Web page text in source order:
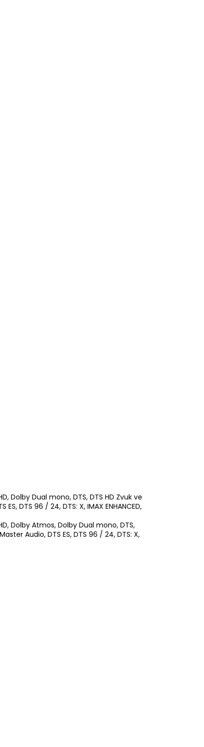
Dolby Dual mono, DTS, DTS HD Zvuk ve
DTS 96 / 24, DTS: X, IMAX ENHANCED,
Dolby Atmos, Dolby Dual mono, DTS,
Audio, DTS ES, DTS 96 / 24, DTS: X,